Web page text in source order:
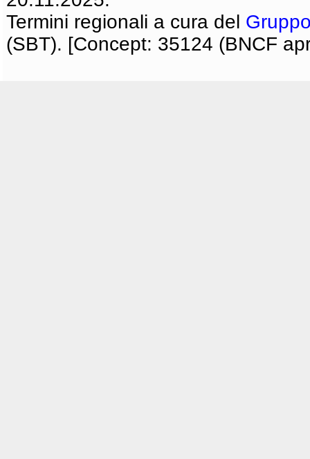
Termini regionali a cura del
(SBT). [Concept: 35124 (BNCF